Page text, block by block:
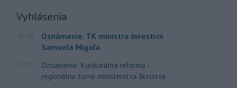
Vyhlásenia
17:32
Oznámenie: TK ministra investícií
Samuela Migaľa
17:17
Oznámenie: Kurikurálna reforma -
regionálne turné ministerstva školstva